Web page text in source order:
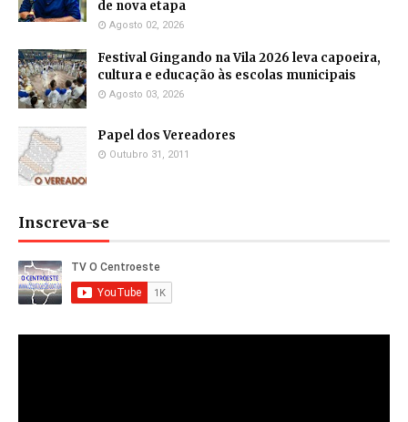
de nova etapa
Agosto 02, 2026
Festival Gingando na Vila 2026 leva capoeira,
cultura e educação às escolas municipais
Agosto 03, 2026
Papel dos Vereadores
Outubro 31, 2011
Inscreva-se